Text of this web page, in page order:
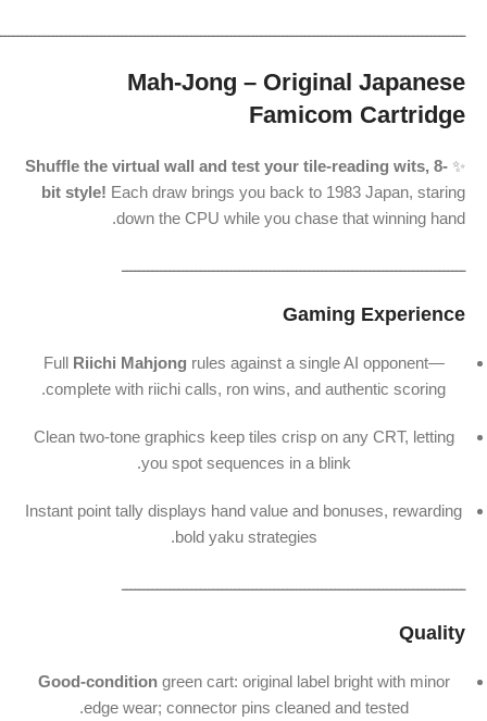
Mah-Jong – Original Japanese
Famicom Cartridge
️✨
Shuffle the virtual wall and test your tile-reading wits, 8-
bit style! Each draw brings you back to 1983 Japan, staring
down the CPU while you chase that winning hand.
ـــــــــــــــــــــــــــــــــــــــــــــــــــــــــــــــــــــــــــــــ
Gaming Experience
Full Riichi Mahjong rules against a single AI opponent—
complete with riichi calls, ron wins, and authentic scoring.
Clean two-tone graphics keep tiles crisp on any CRT, letting
you spot sequences in a blink.
Instant point tally displays hand value and bonuses, rewarding
bold yaku strategies.
ـــــــــــــــــــــــــــــــــــــــــــــــــــــــــــــــــــــــــــــــ
Quality
Good-conditiongreen cart: original label bright with minor
edge wear; connector pins cleaned and tested.